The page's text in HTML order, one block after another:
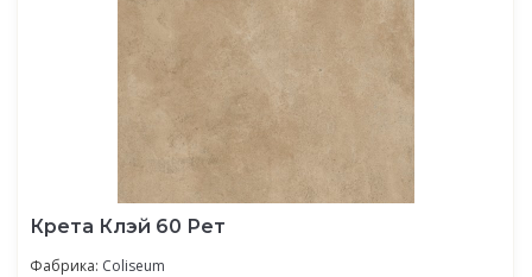
Крета Клэй 60 Рет
Фабрика: Coliseum